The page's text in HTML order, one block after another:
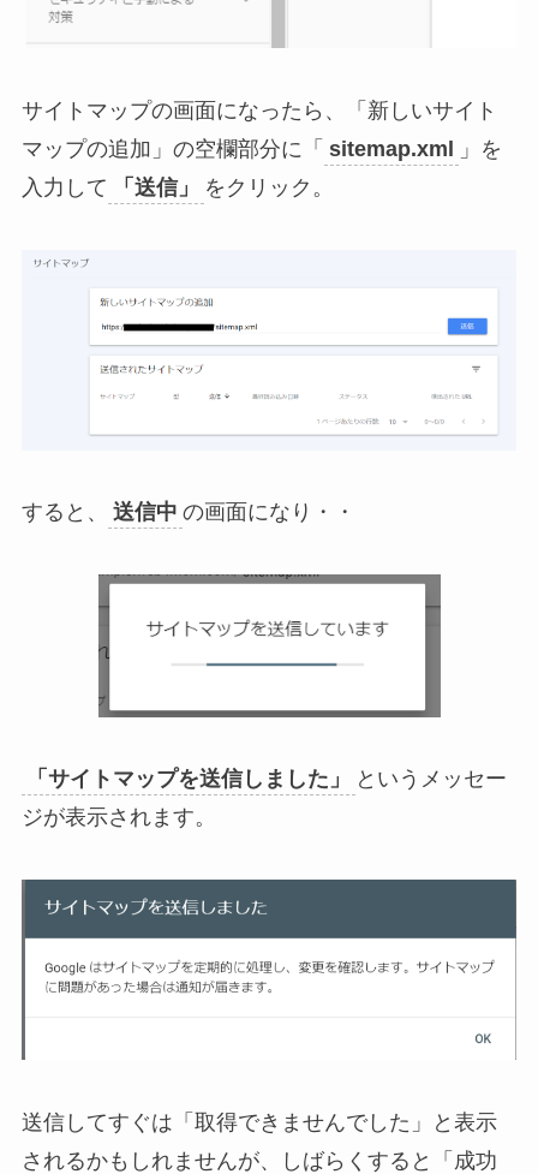
サイトマップの画面になったら、「新しいサイト
マップの追加」の空欄部分に「 sitemap.xml 」を
入力して
「送信」 をクリック。
すると、 送信中 の画面になり・・
「サイトマップを送信しました」
というメッセー
ジが表示されます。
送信してすぐは「取得できませんでした」と表示
されるかもしれませんが、しばらくすると「成功